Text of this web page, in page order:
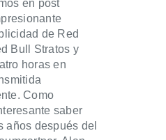
en post
de Red
Bull Stratos y
horas en
Como
saber
años después del